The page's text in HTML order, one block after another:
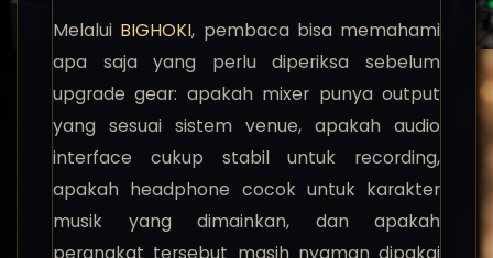
Melalui BIGHOKI, pembaca bisa memahami
apa saja yang perlu diperiksa sebelum
upgrade gear: apakah mixer punya output
yang sesuai sistem venue, apakah audio
interface cukup stabil untuk recording,
apakah headphone cocok untuk karakter
musik yang dimainkan, dan apakah
perangkat tersebut masih nyaman dipakai